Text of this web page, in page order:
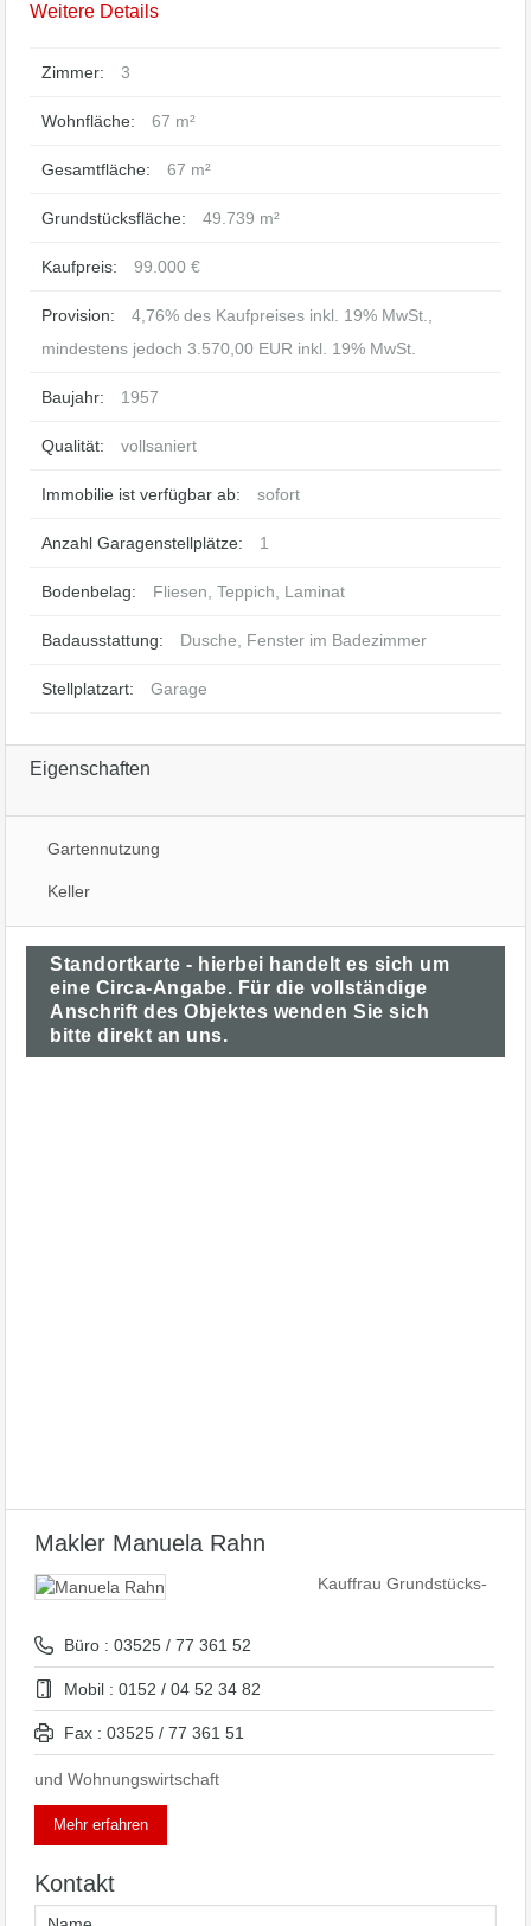
Weitere Details
Zimmer: 3
Wohnfläche: 67 m²
Gesamtfläche: 67 m²
Grundstücksfläche: 49.739 m²
Kaufpreis: 99.000 €
Provision:
4,76% des Kaufpreises inkl. 19% MwSt.,
mindestens jedoch 3.570,00 EUR inkl. 19% MwSt.
Baujahr: 1957
Qualität: vollsaniert
Immobilie ist verfügbar ab: sofort
Anzahl Garagenstellplätze: 1
Bodenbelag: Fliesen, Teppich, Laminat
Badausstattung: Dusche, Fenster im Badezimmer
Stellplatzart: Garage
Eigenschaften
Gartennutzung
Keller
Standortkarte - hierbei handelt es sich um
eine Circa-Angabe. Für die vollständige
Anschrift des Objektes wenden Sie sich
bitte direkt an uns.
Makler Manuela Rahn
Büro : 03525 / 77 361 52
Mobil : 0152 / 04 52 34 82
Fax : 03525 / 77 361 51
Kauffrau Grundstücks-
und Wohnungswirtschaft
Mehr erfahren
Kontakt